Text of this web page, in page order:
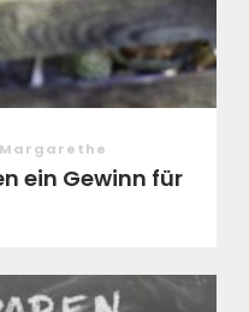
ein Gewinn für